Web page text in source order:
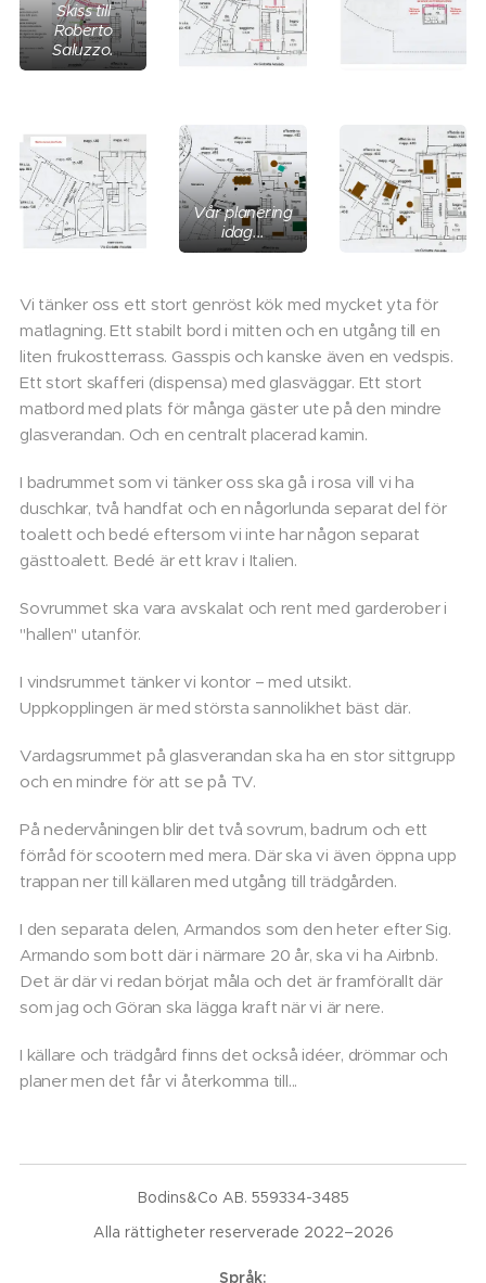
Skiss till
Roberto
Saluzzo.
Vår planering
idag...
Vi tänker oss ett stort genröst kök med mycket yta för
matlagning. Ett stabilt bord i mitten och en utgång till en
liten frukostterrass. Gasspis och kanske även en vedspis.
Ett stort skafferi (dispensa) med glasväggar. Ett stort
matbord med plats för många gäster ute på den mindre
glasverandan. Och en centralt placerad kamin.
I badrummet som vi tänker oss ska gå i rosa vill vi ha
duschkar, två handfat och en någorlunda separat del för
toalett och bedé eftersom vi inte har någon separat
gästtoalett. Bedé är ett krav i Italien.
Sovrummet ska vara avskalat och rent med garderober i
"hallen" utanför.
I vindsrummet tänker vi kontor – med utsikt.
Uppkopplingen är med största sannolikhet bäst där.
Vardagsrummet på glasverandan ska ha en stor sittgrupp
och en mindre för att se på TV.
På nedervåningen blir det två sovrum, badrum och ett
förråd för scootern med mera. Där ska vi även öppna upp
trappan ner till källaren med utgång till trädgården.
I den separata delen, Armandos som den heter efter Sig.
Armando som bott där i närmare 20 år, ska vi ha Airbnb.
Det är där vi redan börjat måla och det är framförallt där
som jag och Göran ska lägga kraft när vi är nere.
I källare och trädgård finns det också idéer, drömmar och
planer men det får vi återkomma till...
Bodins&Co AB. 559334-3485
Alla rättigheter reserverade 2022–2026
Språk